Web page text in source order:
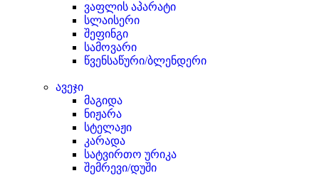
ვაფლის აპარატი
სლაისერი
შეფინგი
სამოვარი
წვენსაწური/ბლენდერი
ავეჯი
მაგიდა
ნიჟარა
სტელაჟი
კარადა
სატვირთო ურიკა
შემრევი/დუში